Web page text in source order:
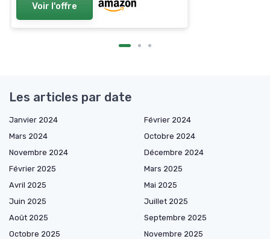
Voir l'offre
Les articles par date
Janvier 2024
Février 2024
Mars 2024
Octobre 2024
Novembre 2024
Décembre 2024
Février 2025
Mars 2025
Avril 2025
Mai 2025
Juin 2025
Juillet 2025
Août 2025
Septembre 2025
Octobre 2025
Novembre 2025